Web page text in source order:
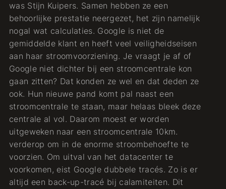
was Stijn Kuipers. Samen hebben ze een
behoorlijke prestatie neergezet, het zijn namelijk
nogal wat calculaties. Google is niet de
gemiddelde klant en heeft veel veiligheidseisen
aan haar stroomvoorziening. Je vraagt je af of
Google niet dichter bij een stroomcentrale kon
gaan zitten? Dat konden ze wel en dat deden ze
ook. Hun nieuwe pand komt pal naast een
stroomcentrale te staan, maar helaas bleek deze
centrale al vol. Daarom moest er worden
uitgeweken naar een stroomcentrale 10km.
verderop om in de enorme stroombehoefte te
voorzien. Om uitval van het datacenter te
voorkomen, eist Google dubbele tracés. Zo is er
altijd een back-up-tracé bij calamiteiten. Dit